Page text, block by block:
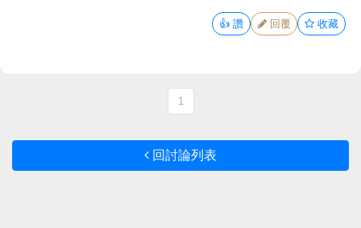
👍 讚 回覆 收藏
1
回討論列表